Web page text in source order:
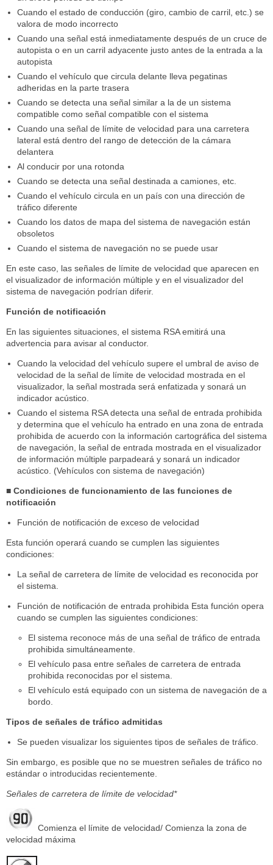
Cuando el estado de conducción (giro, cambio de carril, etc.) se
valora de modo incorrecto
Cuando una señal está inmediatamente después de un cruce de
autopista o en un carril adyacente justo antes de la entrada a la
autopista
Cuando el vehículo que circula delante lleva pegatinas
adheridas en la parte trasera
Cuando se detecta una señal similar a la de un sistema
compatible como señal compatible con el sistema
Cuando una señal de límite de velocidad para una carretera
lateral está dentro del rango de detección de la cámara
delantera
Al conducir por una rotonda
Cuando se detecta una señal destinada a camiones, etc.
Cuando el vehículo circula en un país con una dirección de
tráfico diferente
Cuando los datos de mapa del sistema de navegación están
obsoletos
Cuando el sistema de navegación no se puede usar
En este caso, las señales de límite de velocidad que aparecen en
el visualizador de información múltiple y en el visualizador del
sistema de navegación podrían diferir.
Función de notificación
En las siguientes situaciones, el sistema RSA emitirá una
advertencia para avisar al conductor.
Cuando la velocidad del vehículo supere el umbral de aviso de
velocidad de la señal de límite de velocidad mostrada en el
visualizador, la señal mostrada será enfatizada y sonará un
indicador acústico.
Cuando el sistema RSA detecta una señal de entrada prohibida
y determina que el vehículo ha entrado en una zona de entrada
prohibida de acuerdo con la información cartográfica del sistema
de navegación, la señal de entrada mostrada en el visualizador
de información múltiple parpadeará y sonará un indicador
acústico. (Vehículos con sistema de navegación)
■ Condiciones de funcionamiento de las funciones de
notificación
Función de notificación de exceso de velocidad
Esta función operará cuando se cumplen las siguientes
condiciones:
La señal de carretera de límite de velocidad es reconocida por
el sistema.
Función de notificación de entrada prohibida Esta función opera
cuando se cumplen las siguientes condiciones:
El sistema reconoce más de una señal de tráfico de entrada
prohibida simultáneamente.
El vehículo pasa entre señales de carretera de entrada
prohibida reconocidas por el sistema.
El vehículo está equipado con un sistema de navegación de a
bordo.
Tipos de señales de tráfico admitidas
Se pueden visualizar los siguientes tipos de señales de tráfico.
Sin embargo, es posible que no se muestren señales de tráfico no
estándar o introducidas recientemente.
Señales de carretera de límite de velocidad*
Comienza el límite de velocidad/ Comienza la zona de
velocidad máxima